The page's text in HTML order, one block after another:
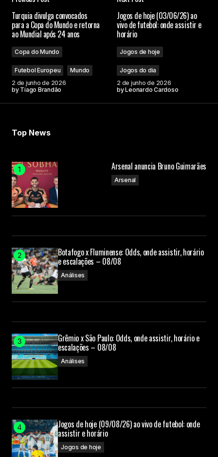
Turquia divulga convocados
para a Copa do Mundo e retorna
ao Mundial após 24 anos
Copa do Mundo
Futebol Europeu
Mundo
2 de junho de 2026
by Tiago Brandão
Jogos de hoje (03/06/26) ao
vivo de futebol: onde assistir e
horário
Jogos de hoje
Jogos do dia
2 de junho de 2026
byLeonardo Cardoso
Top News
Arsenal anuncia Bruno Guimarães
Arsenal
Botafogo x Fluminense: Odds, onde assistir, horário
e escalações – 08/08
Análises
Grêmio x São Paulo: Odds, onde assistir, horário e
escalações – 08/08
Análises
Jogos de hoje (09/08/26) ao vivo de futebol: onde
assistir e horário
Jogos de hoje